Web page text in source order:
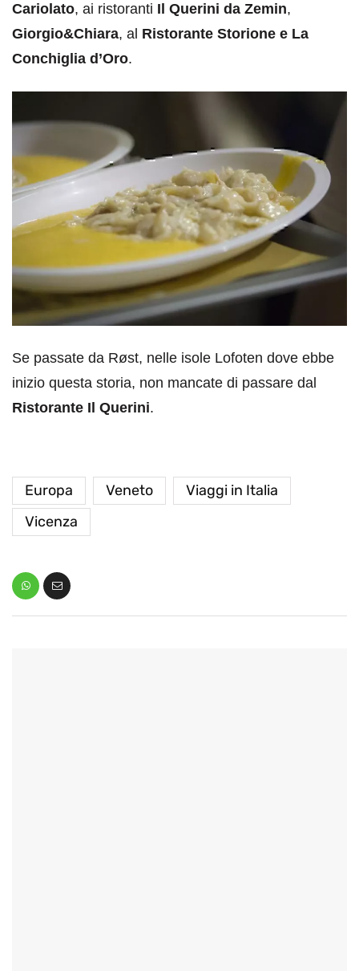
Cariolato, ai ristoranti Il Querini da Zemin,
Giorgio&Chiara, al Ristorante Storione e La
Conchiglia d’Oro.
Se passate da Røst, nelle isole Lofoten dove ebbe
inizio questa storia, non mancate di passare dal
Ristorante Il Querini.
Europa Veneto
Viaggi in Italia
Vicenza